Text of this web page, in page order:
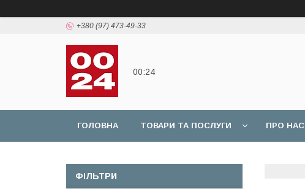
+380 (97) 473-49-33
00:24
ГОЛОВНА ТОВАРИ ТА ПОСЛУГИ ПРО НАС
ФІЛЬТРИ